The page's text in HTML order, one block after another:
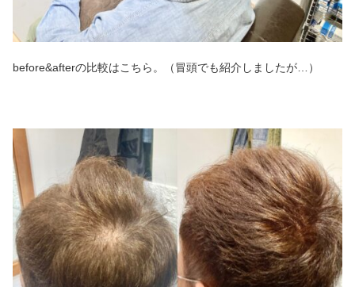
before&afterの比較はこちら。（冒頭でも紹介しましたが…）